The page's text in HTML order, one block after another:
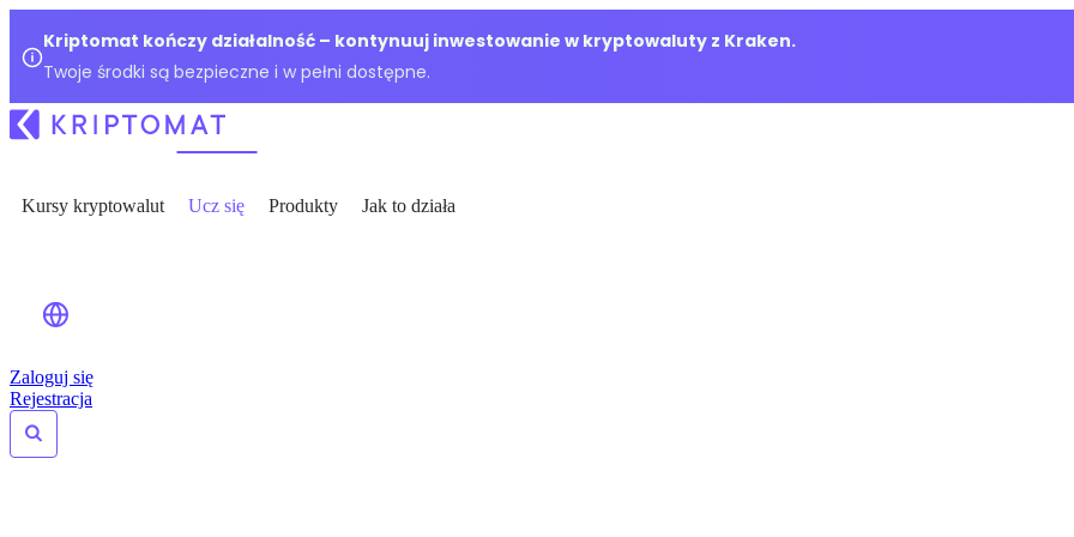
Kriptomat kończy działalność – kontynuuj inwestowanie w kryptowaluty z Kraken.
Twoje środki są bezpieczne i w pełni dostępne.
Kursy kryptowalut Ucz się Produkty Jak to działa
Zaloguj się
Rejestracja